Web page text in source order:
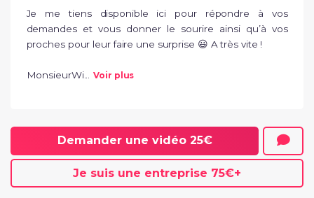
Je me tiens disponible ici pour répondre à vos
demandes et vous donner le sourire ainsi qu’à vos
proches pour leur faire une surprise 😃 A très vite !
MonsieurWi... Voir plus
Demander une vidéo 25€
Je suis une entreprise 75€+